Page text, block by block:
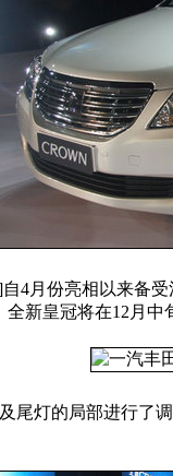
4月份亮相以来备
全新皇冠将在12月中
尾灯的局部进行